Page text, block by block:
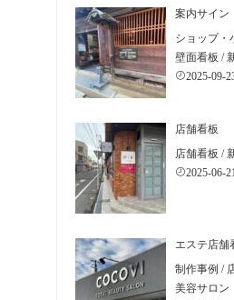
案内サイン
ショップ・
壁面看板 /
2025-09-
店舗看板
店舗看板 /
2025-06-
エステ店舗
制作事例 /
美容サロン